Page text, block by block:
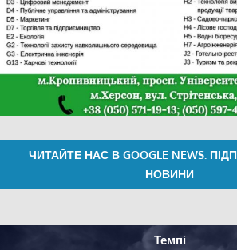
ЧИТАЙТЕ НАС В GOOGLE NEWS.
НОВИНИ
Темпі